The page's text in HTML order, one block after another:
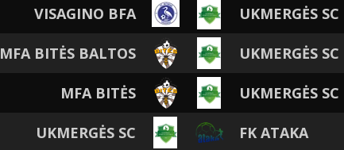
VISAGINO BFA UKMERGĖS SC
MFA BITĖS BALTOS UKMERGĖS SC
MFA BITĖS UKMERGĖS SC
UKMERGĖS SC FK ATAKA